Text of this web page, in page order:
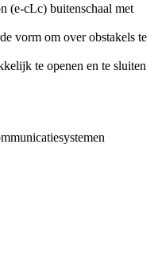
(e-cLc) buitenschaal met
vorm om over obstakels te
te openen en te sluiten